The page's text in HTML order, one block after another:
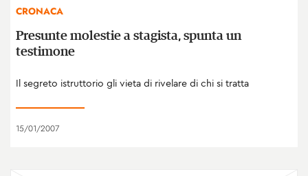
CRONACA
Presunte molestie a stagista, spunta un
testimone
Il segreto istruttorio gli vieta di rivelare di chi si tratta
15/01/2007